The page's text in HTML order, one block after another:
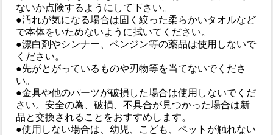
ないか点険するようにして下さい。
●汚れが気になる場合は固く絞った柔らかいタオルなど
で本体をいためないように拭いてください。
●漂白剤やシンナー、ベンジン等の薬品は使用しないで
ください。
●先がとがっているものや刃物等を当てないでくださ
い。
●金具や他のパーツが破損した場合は使用しないでくだ
さい。安全の為、破損、不具合が見つかった場合は新
品と交換されることをおすすめします。
●使用しない場合は、幼児、こども、ペットが触れない